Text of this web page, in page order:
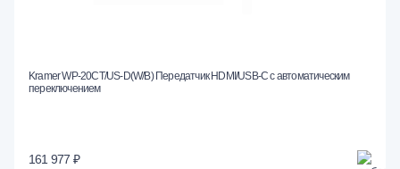
Kramer WP-20CT/US-D(W/B) Передатчик HDMI/USB-C с автоматическим
переключением
161 977 ₽